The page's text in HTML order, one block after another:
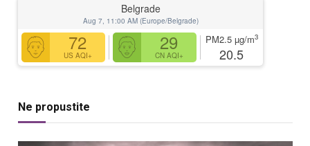
Belgrade
Aug 7, 11:00 AM (Europe/Belgrade)
72
US AQI+
29
CN AQI+
PM2.5 µg/m3
20.5
Ne propustite